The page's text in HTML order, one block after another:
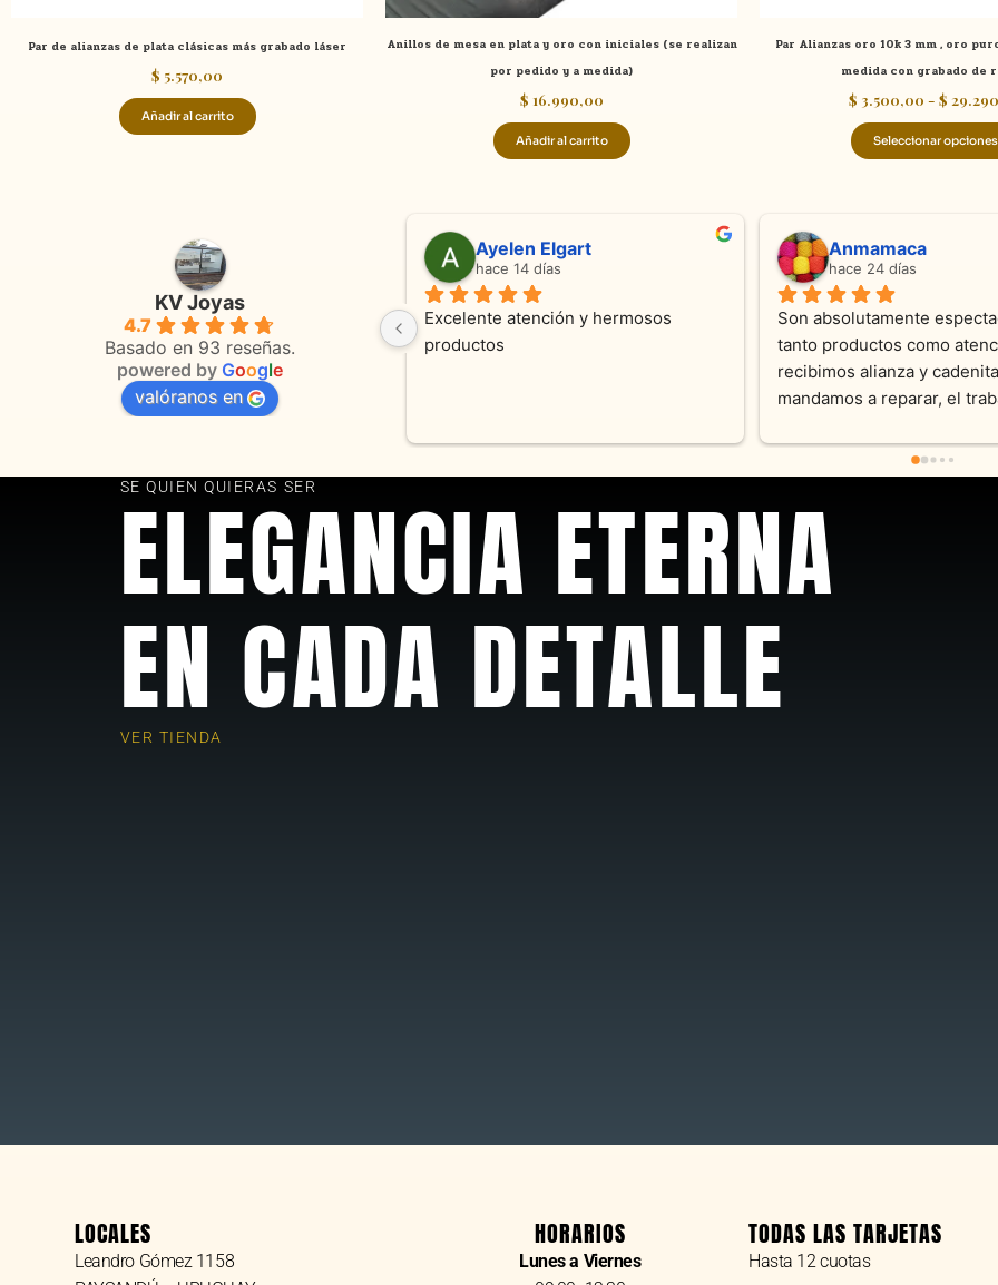
Par de alianzas de plata clásicas más grabado láser
$ 5.570,00
Añadir al carrito
Anillos de mesa en plata y oro con iniciales (se realizan
por pedido y a medida)
$ 16.990,00
Añadir al carrito
Par Alianzas oro 10k 3 mm , oro
medida con grabado de
$ 3.500,00 - $
Seleccionar opciones
KV Joyas
4.7
Basado en 93 reseñas.
powered by Google
valóranos en
Adriana Ghisoli
hace 3 meses
Muy buena atención, con amabilidad y
orientaciones convenientes
Sandra Ramos
hace 4 meses
Excelente atención !!!!!Nos asesoraron
en todo momento con dedicación.
Laura A
hace 5 meses
Desde el inicio soy clienta
Joyas y siempre muy
sus productos. Una Belleza
pieza y siempre satisfecha
recomendable
SE QUIEN QUIERAS SER
ELEGANCIA ETERNA
EN CADA DETALLE
VER TIENDA
LOCALES
Leandro Gómez 1158
HORARIOS
Lunes a Viernes
TODAS LAS TARJETAS
Hasta 12 cuotas